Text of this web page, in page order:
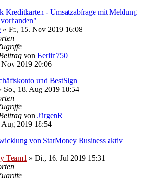
Kreditkarten - Umsatzabfrage mit Meldung
» Fr., 15. Nov 2019 16:08
von Berlin750
Nov 2019 20:06
und BestSign
So., 18. Aug 2019 18:54
von JürgenR
Aug 2019 18:54
von StarMoney Business aktiv
Team1 » Di., 16. Jul 2019 15:31